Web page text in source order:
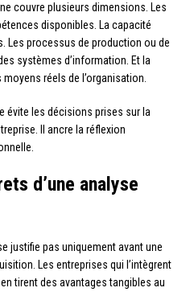
couvre plusieurs dimensions. Les
disponibles. La capacité
Les processus de production ou de
systèmes d’information. Et la
réels de l’organisation.
évite les décisions prises sur la
Il ancre la réflexion
d’une analyse
justifie pas uniquement avant une
Les entreprises qui l’intègrent
tirent des avantages tangibles au